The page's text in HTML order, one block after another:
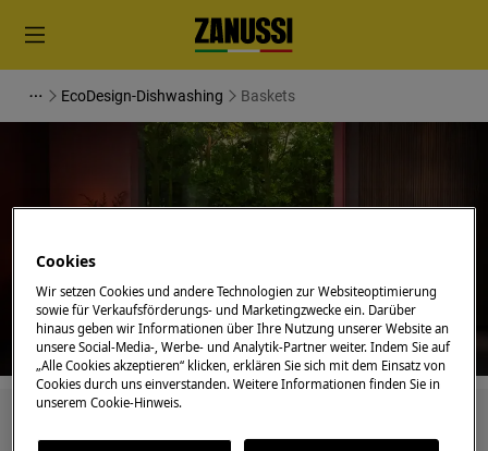
EcoDesign-Dishwashing Baskets
Unterstützung für Baskets
Cookies
Wir setzen Cookies und andere Technologien zur Websiteoptimierung
sowie für Verkaufsförderungs- und Marketingzwecke ein. Darüber
hinaus geben wir Informationen über Ihre Nutzung unserer Website an
unsere Social-Media-, Werbe- und Analytik-Partner weiter. Indem Sie auf
„Alle Cookies akzeptieren“ klicken, erklären Sie sich mit dem Einsatz von
Cookies durch uns einverstanden. Weitere Informationen finden Sie in
unserem Cookie-Hinweis.